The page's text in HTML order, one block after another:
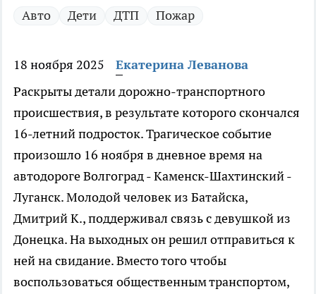
Авто Дети ДТП Пожар
18 ноября 2025
Екатерина Леванова
Раскрыты детали дорожно-транспортного
происшествия, в результате которого скончался
16-летний подросток. Трагическое событие
произошло 16 ноября в дневное время на
автодороге Волгоград - Каменск-Шахтинский -
Луганск. Молодой человек из Батайска,
Дмитрий К., поддерживал связь с девушкой из
Донецка. На выходных он решил отправиться к
ней на свидание. Вместо того чтобы
воспользоваться общественным транспортом,